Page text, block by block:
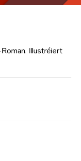
Illustréiert